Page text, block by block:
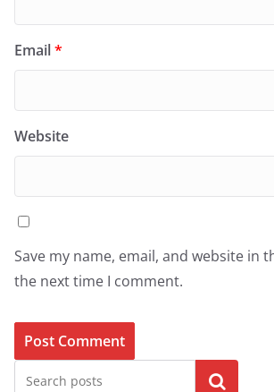
Email*
Website
Save my name, email, and website in
the next time I comment.
Search